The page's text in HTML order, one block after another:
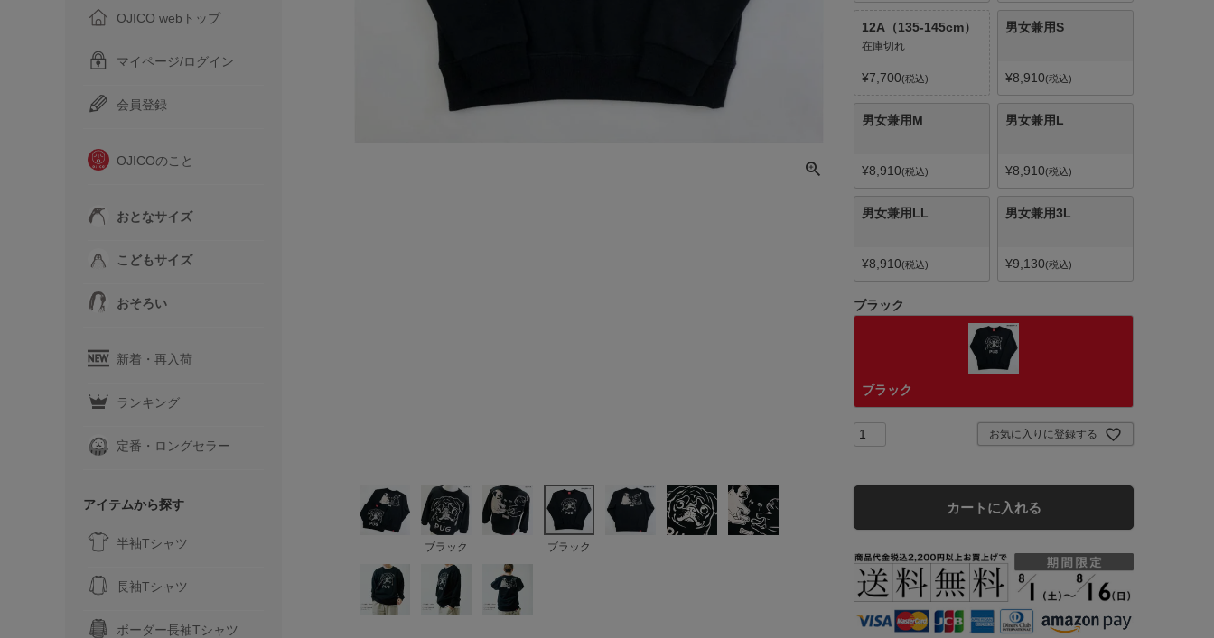
OJICO webトップ
マイページ/ログイン
会員登録
OJICOのこと
おとなサイズ
こどもサイズ
おそろい
新着・再入荷
ランキング
定番・ロングセラー
アイテムから探す
半袖Tシャツ
長袖Tシャツ
ボーダー長袖Tシャツ
ブラック ブラック
12A（135-145cm）
在庫切れ
¥7,700 税込
男女兼用S
¥8,910 税込
男女兼用M
¥8,910 税込
男女兼用L
¥8,910 税込
男女兼用LL
¥8,910 税込
男女兼用3L
¥9,130 税込
ブラック
ブラック
お気に入りに登録する
カートに入れる